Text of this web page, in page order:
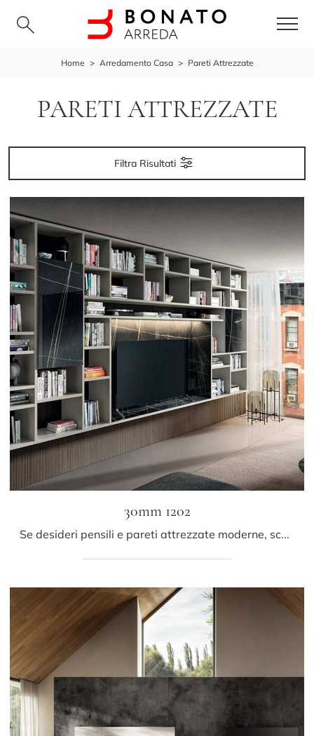
Home > Arredamento Casa > Pareti Attrezzate
PARETI ATTREZZATE
Filtra Risultati
30mm 1202
Se desideri pensili e pareti attrezzate moderne, scegli il modello 30mm 1202 di Lago: clicca e ottieni informazioni!